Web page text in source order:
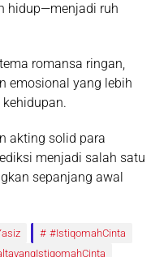
hidup—menjadi ruh
romansa ringan,
emosional yang lebih
akting solid para
menjadi salah satu
sepanjang awal
#IstiqomahCinta